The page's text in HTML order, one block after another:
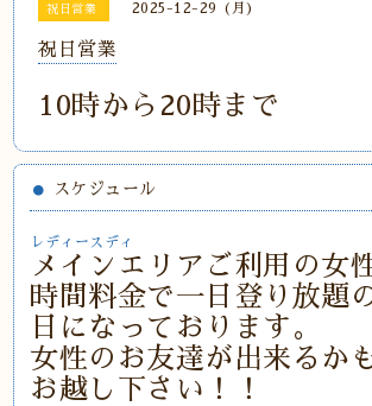
祝日営業 2025-12-29 (月)
祝日営業
10時から20時まで
スケジュール
レディースディ
メインエリアご利用の女
時間料金で一日登り放題
日になっております。
女性のお友達が出来る
お越し下さい！！